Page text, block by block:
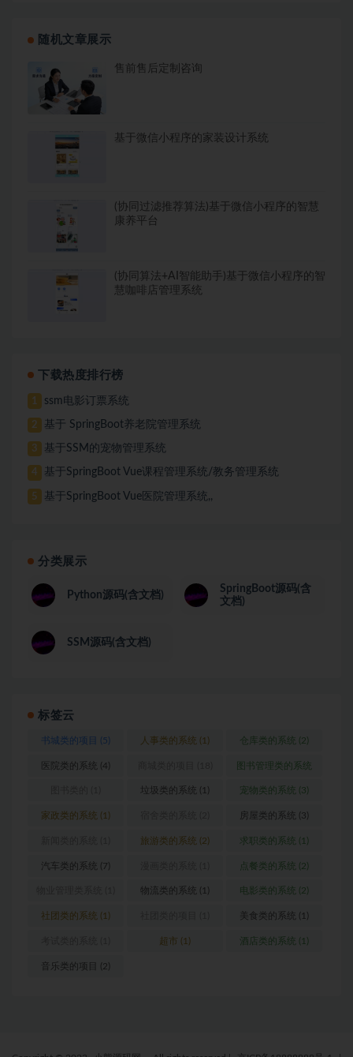
随机文章展示
售前售后定制咨询
基于微信小程序的家装设计系统
(协同过滤推荐算法)基于微信小程序的智慧
康养平台
(协同算法+AI智能助手)基于微信小程序的智
慧咖啡店管理系统
下载热度排行榜
1 ssm电影订票系统
2 基于 SpringBoot养老院管理系统
3 基于SSM的宠物管理系统
4 基于SpringBoot Vue课程管理系统/教务管理系统
5 基于SpringBoot Vue医院管理系统,,
分类展示
Python源码(含文档)
SpringBoot源码(含
文档)
SSM源码(含文档)
标签云
书城类的项目 (5) 人事类的系统 (1) 仓库类的系统 (2)
医院类的系统 (4) 图书管理类的系统
(1)
垃圾类的系统 (1) 宠物类的系统 (3)
家政类的系统 (1) 房屋类的系统 (3)
旅游类的系统 (2) 求职类的系统 (1)
汽车类的系统 (7) 点餐类的系统 (2)
物流类的系统 (1) 电影类的系统 (2)
社团类的系统 (1) 美食类的系统 (1)
超市 (1) 酒店类的系统 (1)
音乐类的项目 (2)